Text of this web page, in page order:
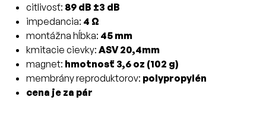
citlivosť: 89 dB ±3 dB
impedancia: 4 Ω
montážna hĺbka: 45 mm
kmitacie cievky: ASV 20,4mm
magnet: hmotnosť 3,6 oz (102 g)
membrány reproduktorov: polypropylén
cena je za pár